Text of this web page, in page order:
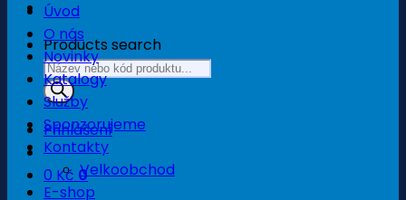
Products search
Přihlášení
0 Kč 0
Úvod
O nás
Novinky
Katalogy
Služby
Sponzorujeme
Kontakty
Velkoobchod
E-shop